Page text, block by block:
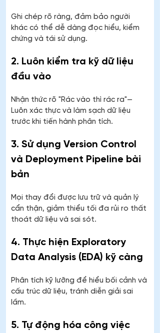
Ghi chép rõ ràng, đảm bảo người
khác có thể dễ dàng đọc hiểu, kiểm
chứng và tái sử dụng.
2. Luôn kiểm tra kỹ dữ liệu
đầu vào
Nhận thức rõ "Rác vào thì rác ra"—
Luôn xác thực và làm sạch dữ liệu
trước khi tiến hành phân tích.
3. Sử dụng Version Control
và Deployment Pipeline bài
bản
Mọi thay đổi được lưu trữ và quản lý
cẩn thận, giảm thiểu tối đa rủi ro thất
thoát dữ liệu và sai sót.
4. Thực hiện Exploratory
Data Analysis (EDA) kỹ càng
Phân tích kỹ lưỡng để hiểu bối cảnh và
cấu trúc dữ liệu, tránh diễn giải sai
lầm.
5. Tự động hóa công việc